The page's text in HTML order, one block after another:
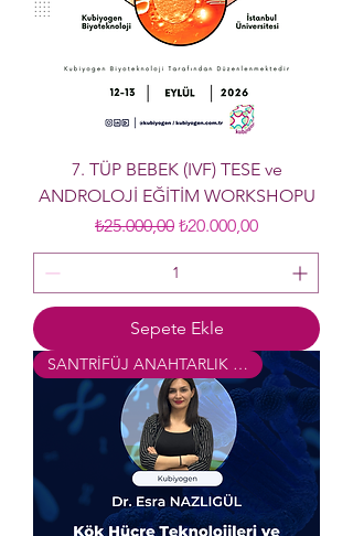
7. TÜP BEBEK (IVF) TESE ve
ANDROLOJİ EĞİTİM WORKSHOPU
Normal Fiyat
₺25.000,00 İndirimli Fiyat
₺20.000,00
Sepete Ekle
SANTRİFÜJ ANAHTARLIK HEDİYE